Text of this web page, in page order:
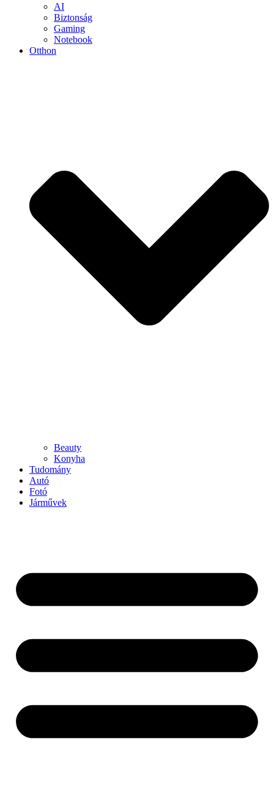
AI
Biztonság
Gaming
Notebook
Otthon
Beauty
Konyha
Tudomány
Autó
Fotó
Járművek